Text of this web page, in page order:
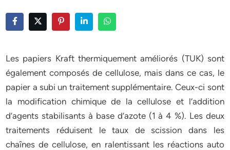
Les papiers Kraft thermiquement améliorés (TUK) sont
également composés de cellulose, mais dans ce cas, le
papier a subi un traitement supplémentaire. Ceux-ci sont
la modification chimique de la cellulose et l’addition
d’agents stabilisants à base d’azote (1 à 4 %). Les deux
traitements réduisent le taux de scission dans les
chaînes de cellulose, en ralentissant les réactions auto